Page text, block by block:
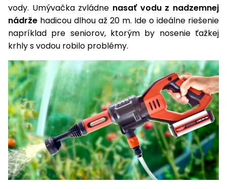
Vysokotlakové
umývačky
Zametacie
Snežné
frézy
Odhŕňače
a lopaty
na sneh
Postrekovače
a rosiče
Bagre
vody. Umývačka zvládne nasať vodu z nadzemnej
nádrže hadicou dlhou až 20 m. Ide o ideálne riešenie
napríklad pre seniorov, ktorým by nosenie ťažkej
krhly s vodou robilo problémy.